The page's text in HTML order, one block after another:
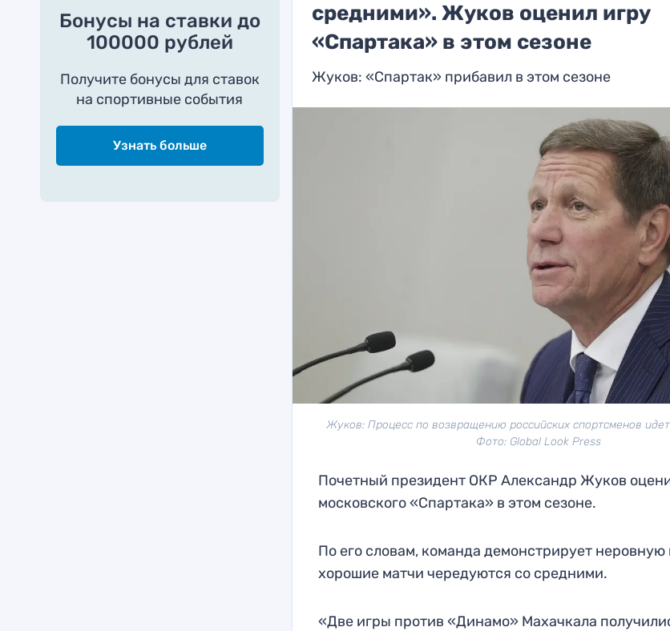
Бонусы на ставки до
100000 рублей
Получите бонусы для ставок
на спортивные события
Узнать больше
средними». Жуков оценил игру
«Спартака» в этом сезоне
Жуков: «Спартак» прибавил в этом сезоне
Жуков: Процесс по возвращению российских спортсменов
Фото: Global Look Press
Почетный президент ОКР Александр Жуков
московского «Спартака» в этом сезоне.
По его словам, команда демонстрирует неровную
хорошие матчи чередуются со средними.
«Две игры против «Динамо» Махачкала